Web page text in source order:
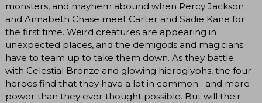
monsters, and mayhem abound when Percy Jackson
and Annabeth Chase meet Carter and Sadie Kane for
the first time. Weird creatures are appearing in
unexpected places, and the demigods and magicians
have to team up to take them down. As they battle
with Celestial Bronze and glowing hieroglyphs, the four
heroes find that they have a lot in common--and more
power than they ever thought possible. But will their